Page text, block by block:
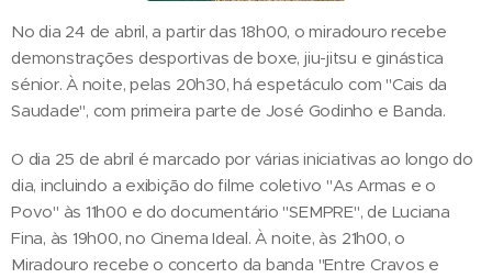
No dia 24 de abril, a partir das 18h00, o miradouro recebe
demonstrações desportivas de boxe, jiu-jitsu e ginástica
sénior. À noite, pelas 20h30, há espetáculo com "Cais da
Saudade", com primeira parte de José Godinho e Banda.
O dia 25 de abril é marcado por várias iniciativas ao longo do
dia, incluindo a exibição do filme coletivo "As Armas e o
Povo" às 11h00 e do documentário "SEMPRE", de Luciana
Fina, às 19h00, no Cinema Ideal. À noite, às 21h00, o
Miradouro recebe o concerto da banda "Entre Cravos e